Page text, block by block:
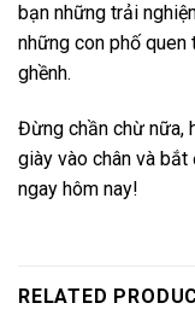
bạn những trải
những con phố
ghềnh.
Đừng chần chừ nữa,
giày vào chân và bắt
ngay hôm nay!
RELATED